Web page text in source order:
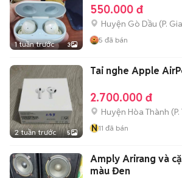
1 tuần trước 3
550.000 đ
Huyện Gò Dầu (P.
5 đã bán
2 tuần trước 5
Tai nghe Apple
2.700.000 đ
Huyện Hòa Thành (
N11 đã bán
Amply Arirang và
màu Đen